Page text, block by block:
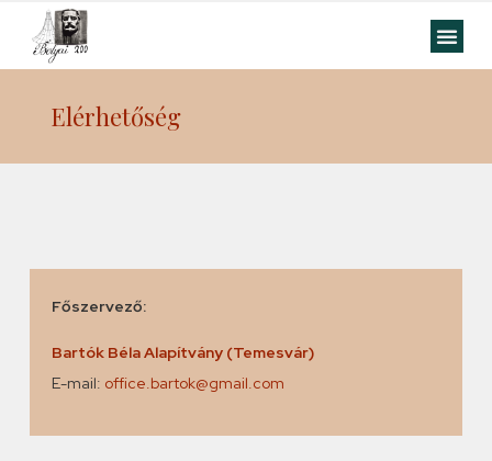
Elérhetőség
Főszervező:
Bartók Béla Alapítvány (Temesvár)
E-mail: office.bartok@gmail.com